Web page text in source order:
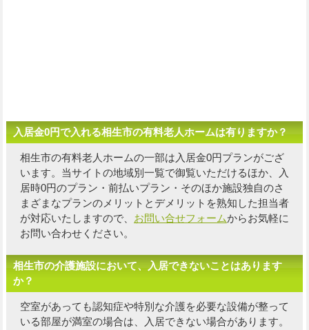
入居金0円で入れる相生市の有料老人ホームは有りますか？
相生市の有料老人ホームの一部は入居金0円プランがござ
います。当サイトの地域別一覧で御覧いただけるほか、入
居時0円のプラン・前払いプラン・そのほか施設独自のさ
まざまなプランのメリットとデメリットを熟知した担当者
が対応いたしますので、 お問い合せフォームからお気軽に
お問い合わせください。
相生市の介護施設において、入居できないことはあります
か？
空室があっても認知症や特別な介護を必要な設備が整って
いる部屋が満室の場合は、入居できない場合があります。